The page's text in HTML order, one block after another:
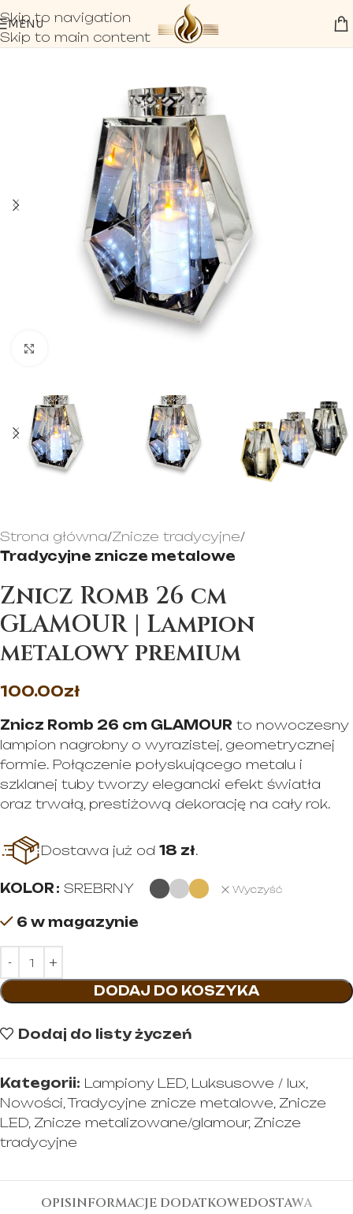
Skip to navigation
Skip to main content
MENU
Strona główna Znicze tradycyjne
Tradycyjne znicze metalowe
Znicz Romb 26 cm
GLAMOUR | Lampion
metalowy premium
100.00zł
Znicz Romb 26 cm GLAMOUR to nowoczesny
lampion nagrobny o wyrazistej, geometrycznej
formie. Połączenie połyskującego metalu i
szklanej tuby tworzy elegancki efekt światła
oraz trwałą, prestiżową dekorację na cały rok.
Dostawa już od 18 zł.
KOLOR SREBRNY Wyczyść
6 w magazynie
DODAJ DO KOSZYKA
Dodaj do listy życzeń
Kategorii: Lampiony LED Luksusowe / lux
Nowości Tradycyjne znicze metalowe Znicze
LED Znicze metalizowane/glamour, Znicze
tradycyjne
OPISINFORMACJE DODATKOWEDOSTAWA